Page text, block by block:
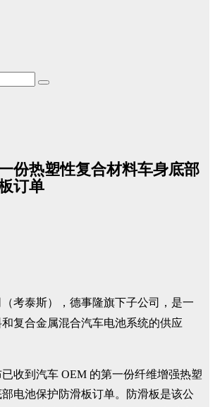
份热塑性复合材料车身底部
订单
考泰斯），德事隆旗下子公司，是一
复合金属混合汽车电池系统的供应
收到汽车 OEM 的第一份纤维增强热塑
电池保护防滑板订单。防滑板是该公